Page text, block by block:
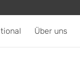
Über uns